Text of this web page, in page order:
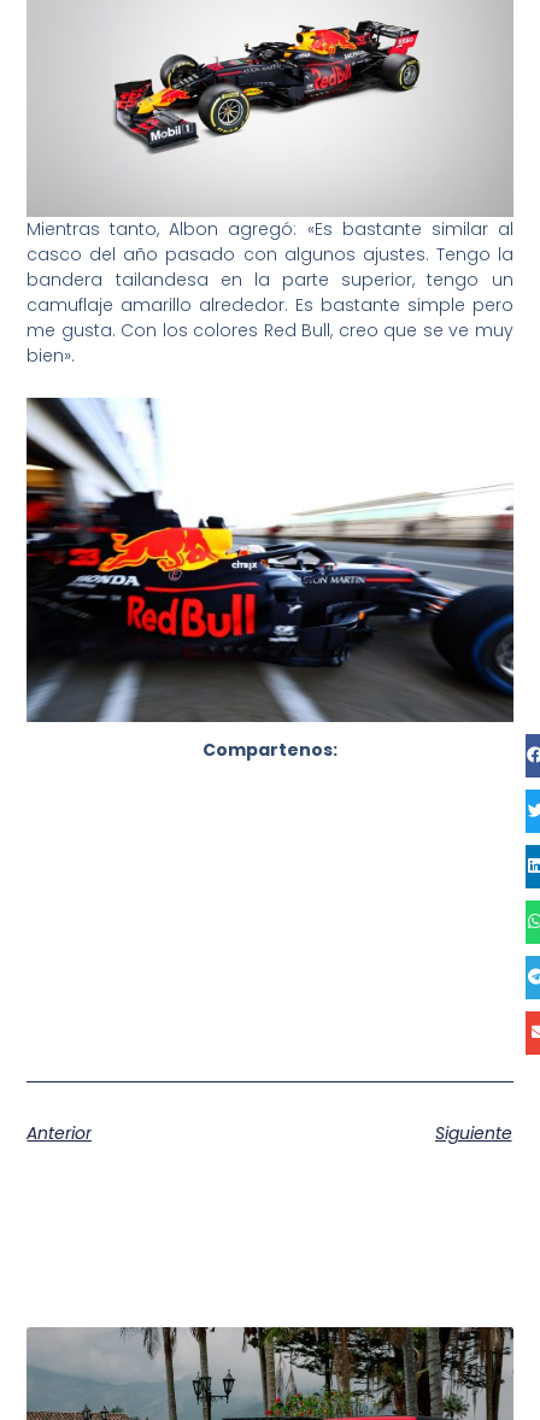
Mientras tanto, Albon agregó: «Es bastante similar al
casco del año pasado con algunos ajustes. Tengo la
bandera tailandesa en la parte superior, tengo un
camuflaje amarillo alrededor. Es bastante simple pero
me gusta. Con los colores Red Bull, creo que se ve muy
bien».
Compartenos:
Anterior Siguiente